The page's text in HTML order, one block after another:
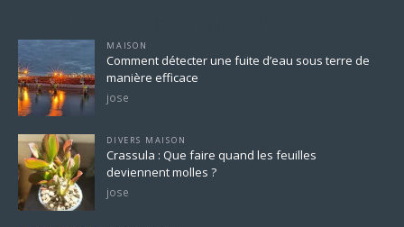
MAISON
Comment détecter une fuite d’eau sous terre de
manière efficace
jose
DIVERS MAISON
Crassula : Que faire quand les feuilles
deviennent molles ?
jose